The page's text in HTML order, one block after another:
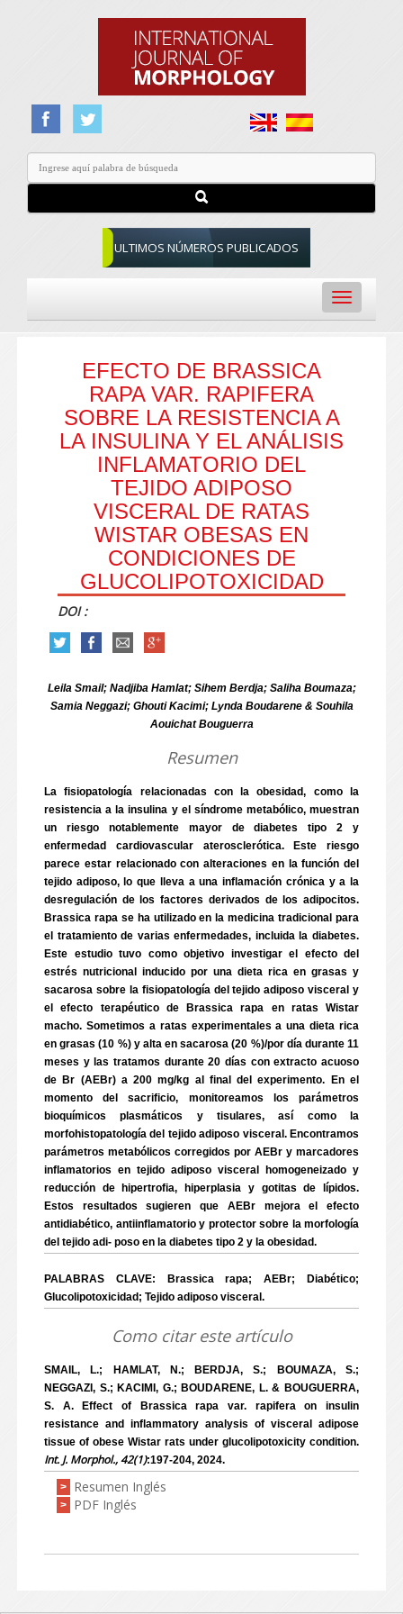
ULTIMOS NÚMEROS PUBLICADOS
Toggle
navigation
EFECTO DE BRASSICA
RAPA VAR. RAPIFERA
SOBRE LA RESISTENCIA A
LA INSULINA Y EL ANÁLISIS
INFLAMATORIO DEL
TEJIDO ADIPOSO
VISCERAL DE RATAS
WISTAR OBESAS EN
CONDICIONES DE
GLUCOLIPOTOXICIDAD
DOI :
Leila Smail; Nadjiba Hamlat; Sihem Berdja; Saliha Boumaza;
Samia Neggazi; Ghouti Kacimi; Lynda Boudarene & Souhila
Aouichat Bouguerra
Resumen
La fisiopatología relacionadas con la obesidad, como la
resistencia a la insulina y el síndrome metabólico, muestran
un riesgo notablemente mayor de diabetes tipo 2 y
enfermedad cardiovascular aterosclerótica. Este riesgo
parece estar relacionado con alteraciones en la función del
tejido adiposo, lo que lleva a una inflamación crónica y a la
desregulación de los factores derivados de los adipocitos.
Brassica rapa se ha utilizado en la medicina tradicional para
el tratamiento de varias enfermedades, incluida la diabetes.
Este estudio tuvo como objetivo investigar el efecto del
estrés nutricional inducido por una dieta rica en grasas y
sacarosa sobre la fisiopatología del tejido adiposo visceral y
el efecto terapéutico de Brassica rapa en ratas Wistar
macho. Sometimos a ratas experimentales a una dieta rica
en grasas (10 %) y alta en sacarosa (20 %)/por día durante 11
meses y las tratamos durante 20 días con extracto acuoso
de Br (AEBr) a 200 mg/kg al final del experimento. En el
momento del sacrificio, monitoreamos los parámetros
bioquímicos plasmáticos y tisulares, así como la
morfohistopatología del tejido adiposo visceral. Encontramos
parámetros metabólicos corregidos por AEBr y marcadores
inflamatorios en tejido adiposo visceral homogeneizado y
reducción de hipertrofia, hiperplasia y gotitas de lípidos.
Estos resultados sugieren que AEBr mejora el efecto
antidiabético, antiinflamatorio y protector sobre la morfología
del tejido adi- poso en la diabetes tipo 2 y la obesidad.
PALABRAS CLAVE: Brassica rapa; AEBr; Diabético;
Glucolipotoxicidad; Tejido adiposo visceral.
Como citar este artículo
SMAIL, L.; HAMLAT, N.; BERDJA, S.; BOUMAZA, S.;
NEGGAZI, S.; KACIMI, G.; BOUDARENE, L. & BOUGUERRA,
S. A. Effect of Brassica rapa var. rapifera on insulin
resistance and inflammatory analysis of visceral adipose
tissue of obese Wistar rats under glucolipotoxicity condition.
Int. J. Morphol., 42(1):197-204, 2024.
> Resumen Inglés
> PDF Inglés